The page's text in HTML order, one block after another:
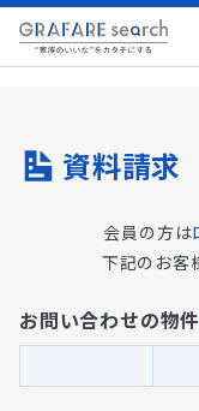
資料請求
会員の方は
下記のお客
お問い合わせの物件